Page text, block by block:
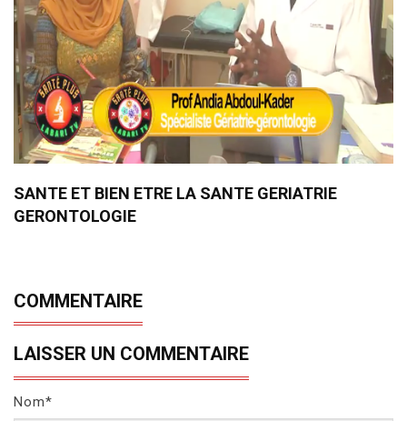
SANTE ET BIEN ETRE LA SANTE GERIATRIE
GERONTOLOGIE
COMMENTAIRE
LAISSER UN COMMENTAIRE
Nom*